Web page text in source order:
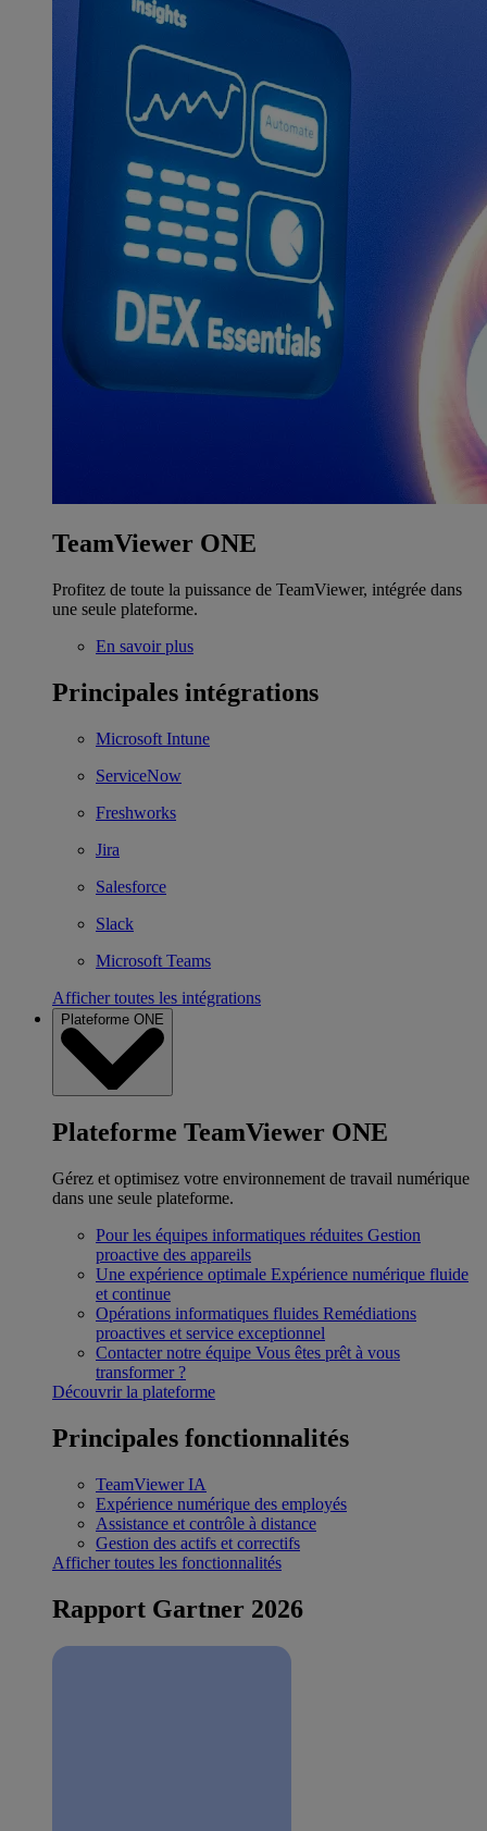
TeamViewer ONE
Profitez de toute la puissance de TeamViewer, intégrée dans
une seule plateforme.
En savoir plus
Principales intégrations
Microsoft Intune
ServiceNow
Freshworks
Jira
Salesforce
Slack
Microsoft Teams
Afficher toutes les intégrations
Plateforme ONE
Plateforme TeamViewer ONE
Gérez et optimisez votre environnement de travail numérique
dans une seule plateforme.
Pour les équipes informatiques réduites Gestion
proactive des appareils
Une expérience optimale Expérience numérique fluide
et continue
Opérations informatiques fluides Remédiations
proactives et service exceptionnel
Contacter notre équipe Vous êtes prêt à vous
transformer ?
Découvrir la plateforme
Principales fonctionnalités
TeamViewer IA
Expérience numérique des employés
Assistance et contrôle à distance
Gestion des actifs et correctifs
Afficher toutes les fonctionnalités
Rapport Gartner 2026